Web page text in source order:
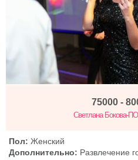
75000 -
Светлана Бокова-
Пол: Женский
Дополнительно: Развлечение